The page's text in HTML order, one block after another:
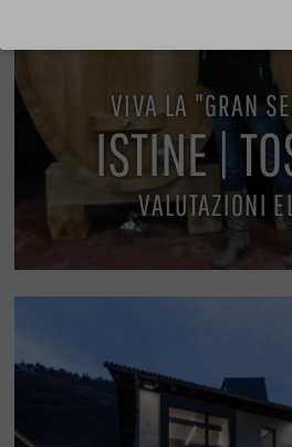
VIVA LA "GRAN
ISTINE |
VALUTAZIONI